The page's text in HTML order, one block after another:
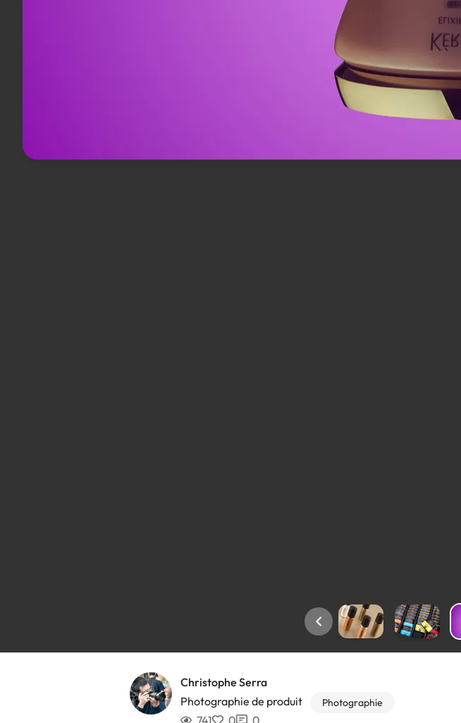
Christophe Serra
Photographie de produit
Photographie